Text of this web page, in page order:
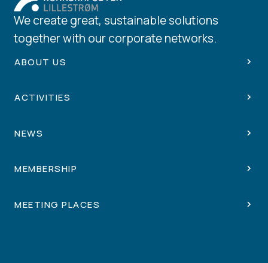
We create great, sustainable solutions
together with our corporate networks.
ABOUT US
ACTIVITIES
NEWS
MEMBERSHIP
MEETING PLACES